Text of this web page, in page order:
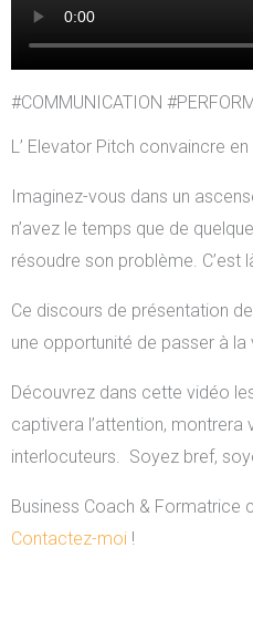
#COMMUNICATION
L’ Elevator Pitch convaincre
Imaginez-vous dans un
n’avez le temps que de
résoudre son problème. C’est
Ce discours de présentation
une opportunité de passer à la
Découvrez dans cette vidéo
captivera l’attention,
interlocuteurs. Soyez bref,
Business Coach & Formatrice
Contactez-moi!